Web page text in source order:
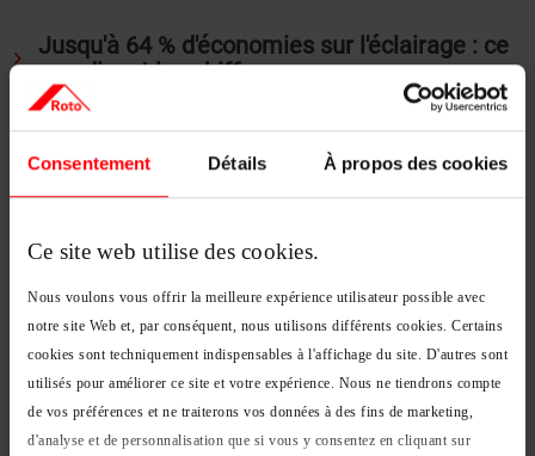
Consentement Détails À propos des cookies
Ce site web utilise des cookies.
Nous voulons vous offrir la meilleure expérience utilisateur possible avec
notre site Web et, par conséquent, nous utilisons différents cookies. Certains
cookies sont techniquement indispensables à l'affichage du site. D'autres sont
utilisés pour améliorer ce site et votre expérience. Nous ne tiendrons compte
de vos préférences et ne traiterons vos données à des fins de marketing,
d'analyse et de personnalisation que si vous y consentez en cliquant sur
Jusqu'à 64 % d'économies sur l'éclairage : ce
que disent les chiffres
L'apport lumineux d'un puits de lumière se mesure en lux, et les
dans une salle de bains ou un bureau, tandis qu'un atelier
nécessite généralement 500 lux ou davantage. Les fabricants
de conduits de lumière indiquent que l'éclairage naturel peut
permettre de
réduire jusqu'à 64 % la consommation électrique
consacrée à l'éclairage lorsque les conditions d'installation
sont favorables et que les occupants limitent le recours aux
luminaires en journée. Cette valeur correspond à un maximum
observé dans certaines configurations et dépend de nombreux
paramètres : orientation de la toiture, ensoleillement,